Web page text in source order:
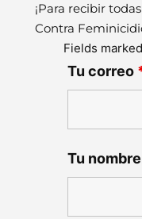
¡Para recibir
Contra
Fields
Tu correo
Tu nombre